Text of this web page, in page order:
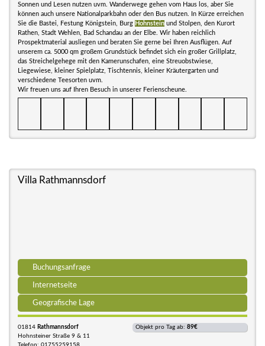
Sonnen und Lesen nutzen uvm. Wanderwege gehen vom Haus los, aber Sie
können auch unsere Nationalparkbahn oder den Bus nutzen. In Kürze erreichen
Sie die Bastei, Festung Königstein, Burg Hohnstein und Stolpen, den Kurort
Rathen, Stadt Wehlen, Bad Schandau an der Elbe. Wir haben reichlich
Prospektmaterial ausliegen und beraten Sie gerne bei Ihren Ausflügen. Auf
unserem ca. 5000 qm großem Grundstück befindet sich ein großer Grillplatz,
das Streichelgehege mit den Kamerunschafen, eine Streuobstwiese,
Liegewiese, kleiner Spielplatz, Tischtennis, kleiner Kräutergarten und
verschiedene Teesorten uvm.
Wir freuen uns auf Ihren Besuch in unserer Ferienscheune.
Villa Rathmannsdorf
Buchungsanfrage
Internetseite
Geografische Lage
01814 Rathmannsdorf
Hohnsteiner Straße 9 & 11
Objekt pro Tag ab: 89€